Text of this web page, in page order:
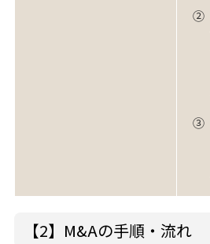
②
③
【2】M&Aの手順・流れ